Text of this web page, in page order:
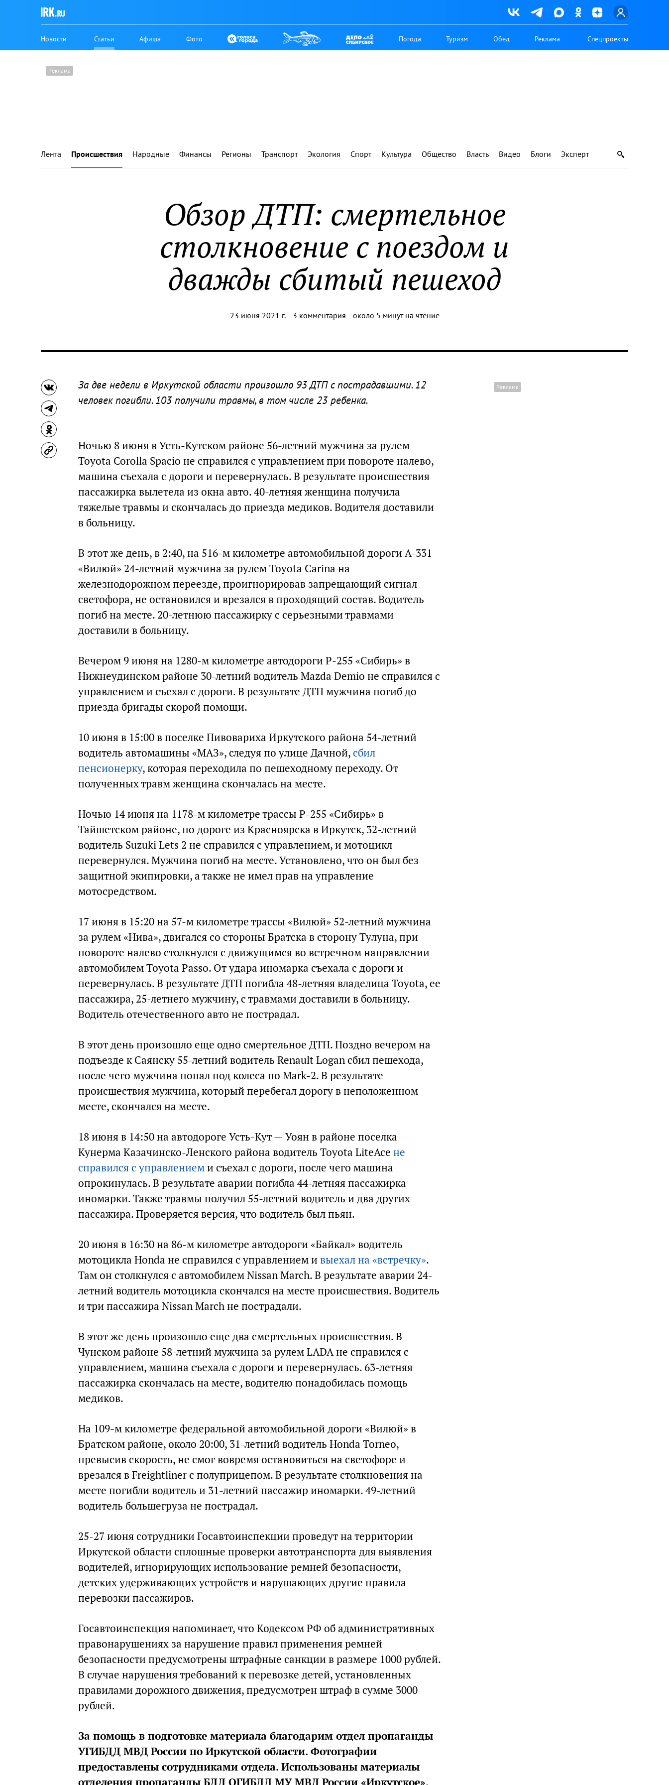
Новости Статьи Афиша Фото Погода Туризм Обед Реклама Спецпроекты
Лента Происшествия Народные Финансы Регионы Транспорт Экология Спорт Культура Общество Власть Видео Блоги Эксперт
Обзор ДТП: смертельное
столкновение с поездом и
дважды сбитый пешеход
23 июня 2021 г. 3 комментария около 5 минут на чтение
За две недели в Иркутской области произошло 93 ДТП с пострадавшими. 12
человек погибли. 103 получили травмы, в том числе 23 ребенка.
Ночью 8 июня в Усть-Кутском районе 56-летний мужчина за рулем
Toyota Corolla Spacio не справился с управлением при повороте налево,
машина съехала с дороги и перевернулась. В результате происшествия
пассажирка вылетела из окна авто. 40-летняя женщина получила
тяжелые травмы и скончалась до приезда медиков. Водителя доставили
в больницу.
В этот же день, в 2:40, на 516-м километре автомобильной дороги А-331
«Вилюй» 24-летний мужчина за рулем Toyota Carina на
железнодорожном переезде, проигнорировав запрещающий сигнал
светофора, не остановился и врезался в проходящий состав. Водитель
погиб на месте. 20-летнюю пассажирку с серьезными травмами
доставили в больницу.
Вечером 9 июня на 1280-м километре автодороги Р-255 «Сибирь» в
Нижнеудинском районе 30-летний водитель Mazda Demio не справился с
управлением и съехал с дороги. В результате ДТП мужчина погиб до
приезда бригады скорой помощи.
10 июня в 15:00 в поселке Пивовариха Иркутского района 54-летний
водитель автомашины «МАЗ», следуя по улице Дачной,сбил
пенсионерку, которая переходила по пешеходному переходу. От
полученных травм женщина скончалась на месте.
Ночью 14 июня на 1178-м километре трассы Р-255 «Сибирь» в
Тайшетском районе, по дороге из Красноярска в Иркутск, 32-летний
водитель Suzuki Lets 2 не справился с управлением, и мотоцикл
перевернулся. Мужчина погиб на месте. Установлено, что он был без
защитной экипировки, а также не имел прав на управление
мотосредством.
17 июня в 15:20 на 57-м километре трассы «Вилюй» 52-летний мужчина
за рулем «Нива», двигался со стороны Братска в сторону Тулуна, при
повороте налево столкнулся с движущимся во встречном направлении
автомобилем Toyota Passo. От удара иномарка съехала с дороги и
перевернулась. В результате ДТП погибла 48-летняя владелица Toyota, ее
пассажира, 25-летнего мужчину, с травмами доставили в больницу.
Водитель отечественного авто не пострадал.
В этот день произошло еще одно смертельное ДТП. Поздно вечером на
подъезде к Саянску 55-летний водитель Renault Logan сбил пешехода,
после чего мужчина попал под колеса по Mark-2. В результате
происшествия мужчина, который перебегал дорогу в неположенном
месте, скончался на месте.
18 июня в 14:50 на автодороге Усть-Кут — Уоян в районе поселка
Кунерма Казачинско-Ленского района водитель Toyota LiteAce не
справился с управлениеми съехал с дороги, после чего машина
опрокинулась. В результате аварии погибла 44-летняя пассажирка
иномарки. Также травмы получил 55-летний водитель и два других
пассажира. Проверяется версия, что водитель был пьян.
20 июня в 16:30 на 86-м километре автодороги «Байкал» водитель
мотоцикла Honda не справился с управлением и выехал на «встречку».
Там он столкнулся с автомобилем Nissan March. В результате аварии 24-
летний водитель мотоцикла скончался на месте происшествия. Водитель
и три пассажира Nissan March не пострадали.
В этот же день произошло еще два смертельных происшествия. В
Чунском районе 58-летний мужчина за рулем LADA не справился с
управлением, машина съехала с дороги и перевернулась. 63-летняя
пассажирка скончалась на месте, водителю понадобилась помощь
медиков.
На 109-м километре федеральной автомобильной дороги «Вилюй» в
Братском районе, около 20:00, 31-летний водитель Honda Torneo,
превысив скорость, не смог вовремя остановиться на светофоре и
врезался в Freightliner с полуприцепом. В результате столкновения на
месте погибли водитель и 31-летний пассажир иномарки. 49-летний
водитель большегруза не пострадал.
25-27 июня сотрудники Госавтоинспекции проведут на территории
Иркутской области сплошные проверки автотранспорта для выявления
водителей, игнорирующих использование ремней безопасности,
детских удерживающих устройств и нарушающих другие правила
перевозки пассажиров.
Госавтоинспекция напоминает, что Кодексом РФ об административных
правонарушениях за нарушение правил применения ремней
безопасности предусмотрены штрафные санкции в размере 1000 рублей.
В случае нарушения требований к перевозке детей, установленных
правилами дорожного движения, предусмотрен штраф в сумме 3000
рублей.
За помощь в подготовке материала благодарим отдел пропаганды
УГИБДД МВД России по Иркутской области. Фотографии
предоставлены сотрудниками отдела. Использованы материалы
отделения пропаганды БДД ОГИБДД МУ МВД России «Иркутское».